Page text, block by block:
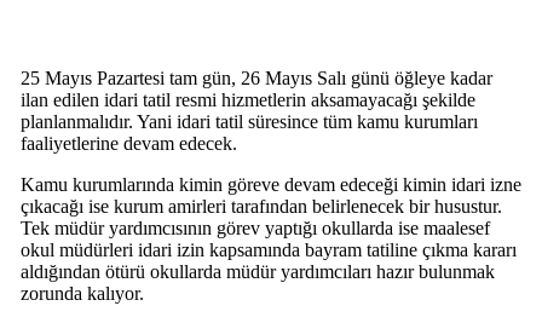
25 Mayıs Pazartesi tam gün, 26 Mayıs Salı günü öğleye kadar
ilan edilen idari tatil resmi hizmetlerin aksamayacağı şekilde
planlanmalıdır. Yani idari tatil süresince tüm kamu kurumları
faaliyetlerine devam edecek.
Kamu kurumlarında kimin göreve devam edeceği kimin idari izne
çıkacağı ise kurum amirleri tarafından belirlenecek bir husustur.
Tek müdür yardımcısının görev yaptığı okullarda ise maalesef
okul müdürleri idari izin kapsamında bayram tatiline çıkma kararı
aldığından ötürü okullarda müdür yardımcıları hazır bulunmak
zorunda kalıyor.